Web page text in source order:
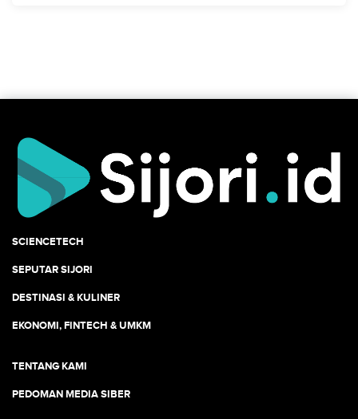
SCIENCETECH
SEPUTAR SIJORI
DESTINASI & KULINER
EKONOMI, FINTECH & UMKM
TENTANG KAMI
PEDOMAN MEDIA SIBER